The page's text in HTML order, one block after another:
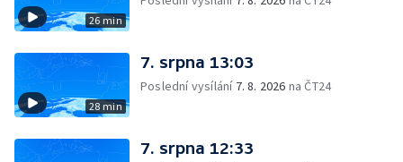
26 min
28 min
7. srpna 13:03
Poslední vysílání 7. 8. 2026 na ČT24
7. srpna 12:33